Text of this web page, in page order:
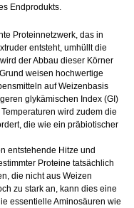
Endprodukts.
Proteinnetzwerk, das in
entsteht, umhüllt die
der Abbau dieser Körner
weisen hochwertige
auf Weizenbasis
glykämischen Index (GI)
wird zudem die
die wie ein präbiotischer
entstehende Hitze und
Proteine tatsächlich
die nicht aus Weizen
zu stark an, kann dies eine
essentielle Aminosäuren wie